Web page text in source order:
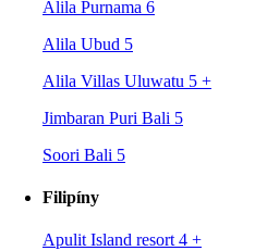
Alila Purnama 6
Alila Ubud 5
Alila Villas Uluwatu 5 +
Jimbaran Puri Bali 5
Soori Bali 5
Filipíny
Apulit Island resort 4 +